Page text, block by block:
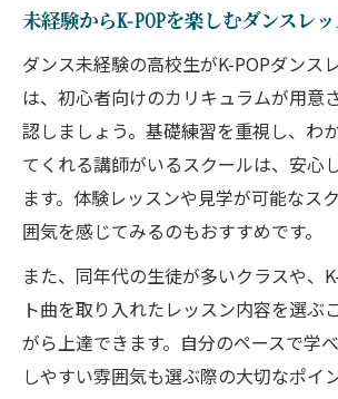
高校生向けK-POPダンスレ
大阪市内で見つける理想の
環境
K-POPダンスレッスンで夢を
活
自分らしく踊るK-POPダンスレッ
スンの秘訣
K-POPダンスレッスンで個
ント
未経験からK-POPを楽しむダンスレ
ダンス未経験の高校生がK-POPダンス
は、初心者向けのカリキュラムが用意
認しましょう。基礎練習を重視し、わ
てくれる講師がいるスクールは、安心
ます。体験レッスンや見学が可能なス
囲気を感じてみるのもおすすめです。
また、同年代の生徒が多いクラスや、
ト曲を取り入れたレッスン内容を選ぶ
がら上達できます。自分のペースで学
しやすい雰囲気も選ぶ際の大切なポイ